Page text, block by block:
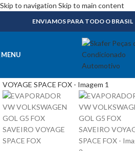
Skip to navigation Skip to main content
ENVIAMOS PARA TODO O BRASIL
MENU